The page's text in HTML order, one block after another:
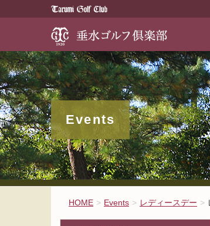
歴史
Events
HOME Events レディースデー